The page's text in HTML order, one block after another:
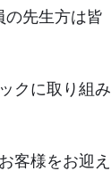
の先生方は皆
クに取り組み
客様をお迎え